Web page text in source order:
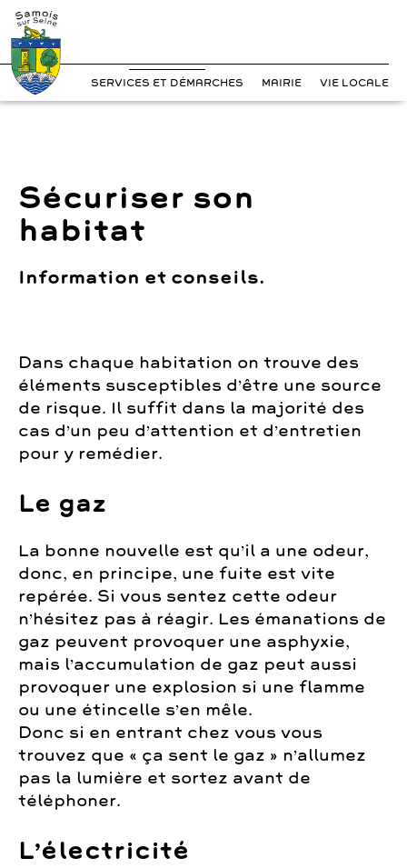
?>
Skip
to
content
SERVICES ET DÉMARCHES MAIRIE VIE LOCALE
Sécuriser son
habitat
Information et conseils.
Dans chaque habitation on trouve des
éléments susceptibles d’être une source
de risque. Il suffit dans la majorité des
cas d’un peu d’attention et d’entretien
pour y remédier.
Le gaz
La bonne nouvelle est qu’il a une odeur,
donc, en principe, une fuite est vite
repérée. Si vous sentez cette odeur
n’hésitez pas à réagir. Les émanations de
gaz peuvent provoquer une asphyxie,
mais l’accumulation de gaz peut aussi
provoquer une explosion si une flamme
ou une étincelle s’en mêle.
Donc si en entrant chez vous vous
trouvez que « ça sent le gaz » n’allumez
pas la lumière et sortez avant de
téléphoner.
L’électricité
Cookies management panel